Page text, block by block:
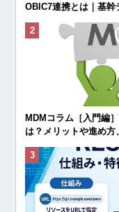
OBIC7連携とは｜基
MDMコラム［入門編
は？メリットや進め方